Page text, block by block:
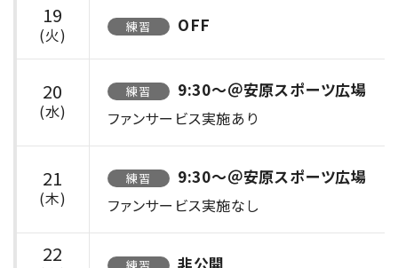
19
(火) 練習 OFF
20
(水)
練習 9:30〜＠安原スポーツ広場
ファンサービス実施あり
21
(木)
練習 9:30〜＠安原スポーツ広場
ファンサービス実施なし
22 練習 非公開